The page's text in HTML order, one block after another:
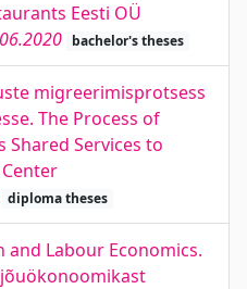
Eesti OÜ
bachelor's theses
migreerimisprotsess
The Process of
Services to
diploma theses
and Labour Economics.